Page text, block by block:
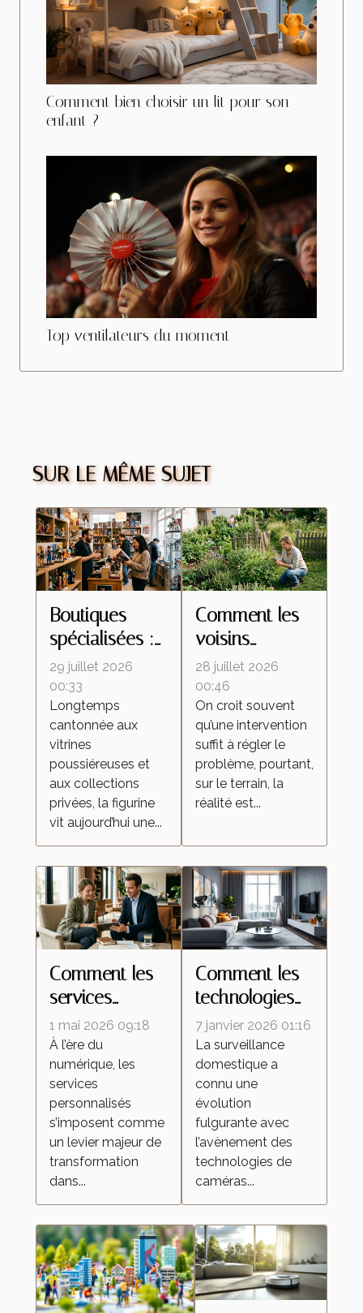
Comment bien choisir un lit pour son
enfant ?
Top ventilateurs du moment
SUR LE MÊME SUJET
Boutiques
spécialisées :
ces lieux
d’échanges
qui
transforment la
culture de la
figurine
29 juillet 2026
00:33
Longtemps
cantonnée aux
vitrines
poussiéreuses et
aux collections
privées, la figurine
vit aujourd’hui une...
Comment les
voisins
influencent le
retour des
insectes
malgré une
intervention
locale
28 juillet 2026
00:46
On croit souvent
qu’une intervention
suffit à régler le
problème, pourtant,
sur le terrain, la
réalité est...
Comment les
services
personnalisés
redéfinissent
les attentes
dans l'industrie
1 mai 2026 09:18
À l’ère du
numérique, les
services
personnalisés
s’imposent comme
un levier majeur de
transformation
dans...
Comment les
technologies
de caméras
espion
transforment la
surveillance
domestique ?
7 janvier 2026 01:16
La surveillance
domestique a
connu une
évolution
fulgurante avec
l’avènement des
technologies de
caméras...